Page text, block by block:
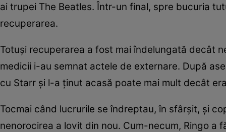
ai trupei The Beatles. Într-un final, spre bucuria
recuperarea.
Totuşi recuperarea a fost mai îndelungată decât
medicii i-au semnat actele de externare. După
cu Starr şi l-a ţinut acasă poate mai mult decât
Tocmai când lucrurile se îndreptau, în sfârşit, şi
nenorocirea a lovit din nou. Cum-necum, Ringo